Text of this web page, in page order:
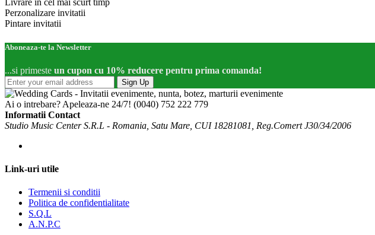
Livrare in cel mai scurt timp
Perzonalizare invitatii
Pintare invitatii
Aboneaza-te la Newsletter
...si primeste un cupon cu 10% reducere pentru prima comanda!
Sign Up
Ai o intrebare? Apeleaza-ne 24/7! (0040) 752 222 779
Informatii Contact
Studio Music Center S.R.L - Romania, Satu Mare, CUI 18281081, Reg.Comert J30/34/2006
Link-uri utile
Termenii si conditii
Politica de confidentialitate
S.Q.L
A.N.P.C